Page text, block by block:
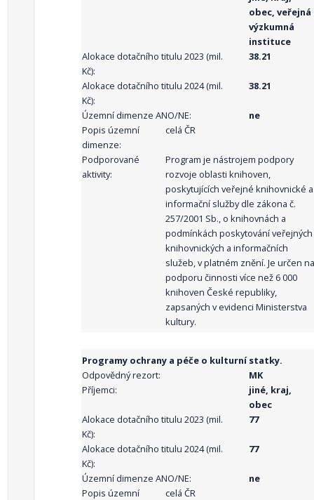
obec, veřejná
výzkumná
instituce
Alokace dotačního titulu 2023 (mil.
Kč):
38.21
Alokace dotačního titulu 2024 (mil.
Kč):
38.21
Územní dimenze ANO/NE:
ne
Popis územní
dimenze:
celá ČR
Podporované
aktivity:
Program je nástrojem podpory
rozvoje oblasti knihoven,
poskytujících veřejné knihovnické a
informační služby dle zákona č.
257/2001 Sb., o knihovnách a
podmínkách poskytování veřejných
knihovnických a informačních
služeb, v platném znění. Je určen na
podporu činnosti více než 6 000
knihoven České republiky,
zapsaných v evidenci Ministerstva
kultury.
Programy ochrany a péče o kulturní statky.
Odpovědný rezort:
MK
Příjemci:
jiné, kraj,
obec
Alokace dotačního titulu 2023 (mil.
Kč):
77
Alokace dotačního titulu 2024 (mil.
Kč):
77
Územní dimenze ANO/NE:
ne
Popis územní
celá ČR